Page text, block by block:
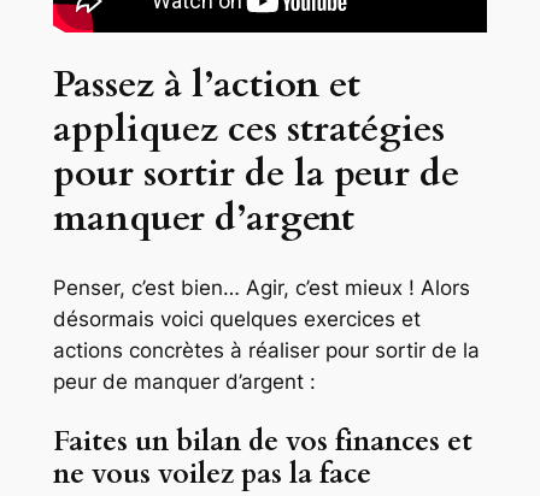
Passez à l’action et
appliquez ces stratégies
pour sortir de la peur de
manquer d’argent
Penser, c’est bien… Agir, c’est mieux ! Alors
désormais voici quelques exercices et
actions concrètes à réaliser pour sortir de la
peur de manquer d’argent :
Faites un bilan de vos finances et
ne vous voilez pas la face